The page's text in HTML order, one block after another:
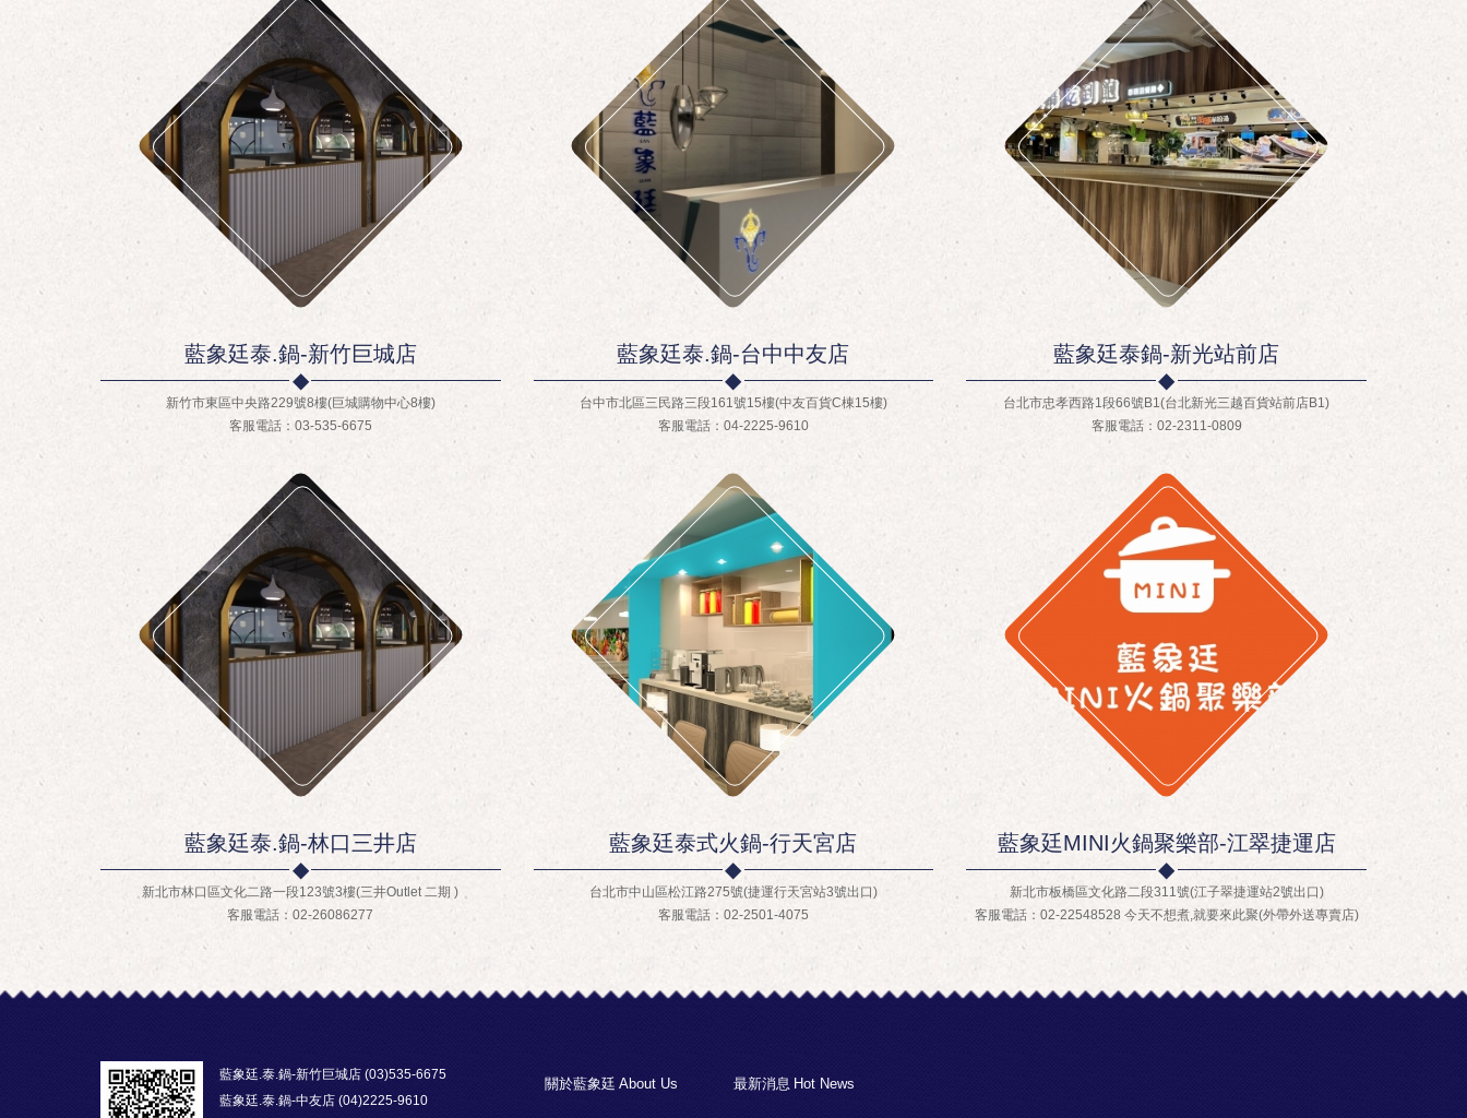
藍象廷泰.鍋-新竹巨城店
新竹市東區中央路229號8樓(巨城購物中心8樓)
客服電話：03-535-6675
藍象廷泰.鍋-台中中友店
台中市北區三民路三段161號15樓(中友百貨C棟15樓)
客服電話：04-2225-9610
藍象廷泰鍋-新光站前店
台北市忠孝西路1段66號B1(台北新光三越百貨站前店B1)
客服電話：02-2311-0809
藍象廷泰.鍋-林口三井店
新北市林口區文化二路一段123號3樓(三井Outlet 二期 )
客服電話：02-26086277
藍象廷泰式火鍋-行天宮店
台北市中山區松江路275號(捷運行天宮站3號出口)
客服電話：02-2501-4075
藍象廷MINI火鍋聚樂部-江翠捷運店
新北市板橋區文化路二段311號(江子翠捷運站2號出口)
客服電話：02-22548528 今天不想煮,就要來此聚(外帶外送專賣店)
藍象廷.泰.鍋-新竹巨城店 (03)535-6675
藍象廷.泰.鍋-中友店 (04)2225-9610
關於藍象廷 About Us 最新消息 Hot News